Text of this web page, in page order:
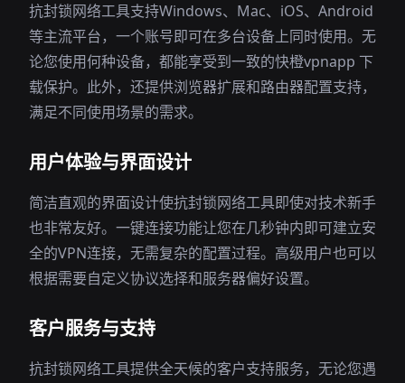
抗封锁网络工具支持Windows、Mac、iOS、Android
等主流平台，一个账号即可在多台设备上同时使用。无
论您使用何种设备，都能享受到一致的快橙vpnapp 下
载保护。此外，还提供浏览器扩展和路由器配置支持，
满足不同使用场景的需求。
用户体验与界面设计
简洁直观的界面设计使抗封锁网络工具即使对技术新手
也非常友好。一键连接功能让您在几秒钟内即可建立安
全的VPN连接，无需复杂的配置过程。高级用户也可以
根据需要自定义协议选择和服务器偏好设置。
客户服务与支持
抗封锁网络工具提供全天候的客户支持服务，无论您遇